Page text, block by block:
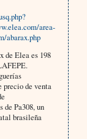
area-
abarax.php
de Elea es 198
precio de venta
Pa308, un
brasileña